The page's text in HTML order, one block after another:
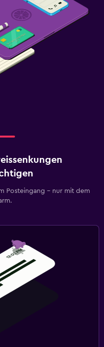
Posteingang – nur mit dem